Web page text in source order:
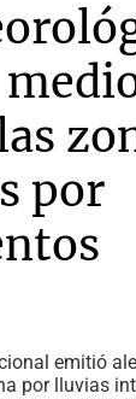
por
emitió
por lluvias